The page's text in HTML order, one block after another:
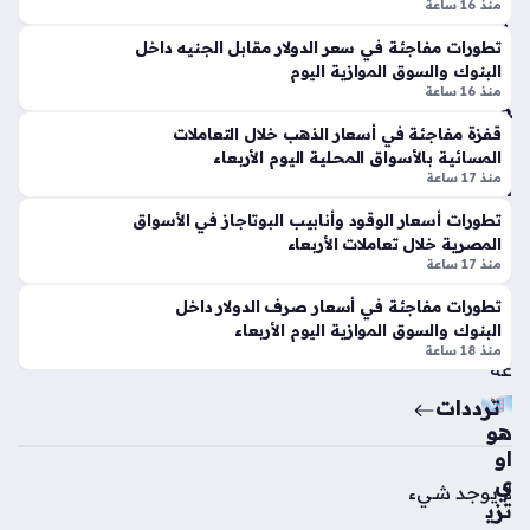
منا
ف
سا
ت
الج
ول
ة
الأو
لى
من
الد
ور
ي
الم
ص
ري
الم
متا
ز
مو
ارت
فا
ع
تكل
فة
ط
ن
الد
قي
ق
منذ
13
سا
عة
هو
او
ي
تزي
منذ 16 ساعة
تطورات مفاجئة في سعر الدولار مقابل الجنيه داخل
البنوك والسوق الموازية اليوم
منذ 16 ساعة
قفزة مفاجئة في أسعار الذهب خلال التعاملات
المسائية بالأسواق المحلية اليوم الأربعاء
منذ 17 ساعة
تطورات أسعار الوقود وأنابيب البوتاجاز في الأسواق
المصرية خلال تعاملات الأربعاء
منذ 17 ساعة
تطورات مفاجئة في أسعار صرف الدولار داخل
البنوك والسوق الموازية اليوم الأربعاء
منذ 18 ساعة
ترددات
لا يوجد شيء